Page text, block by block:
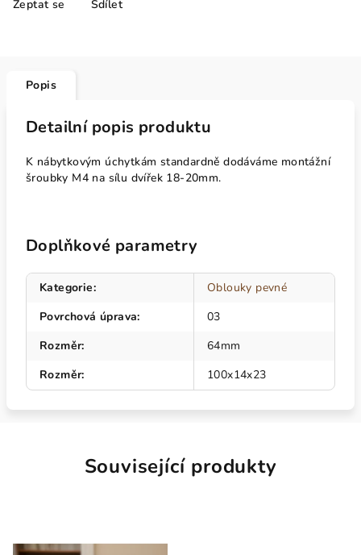
Zeptat se Sdílet
Popis
Detailní popis produktu
K nábytkovým úchytkám standardně dodáváme montážní
šroubky M4 na sílu dvířek 18-20mm.
Doplňkové parametry
Kategorie:
Oblouky pevné
Povrchová úprava:
03
Rozměr:
64mm
Rozměr: 100x14x23
Související produkty